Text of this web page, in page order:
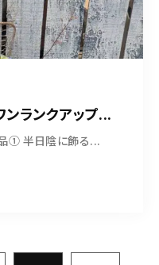
ンランクアップ...
① 半日陰に飾る...